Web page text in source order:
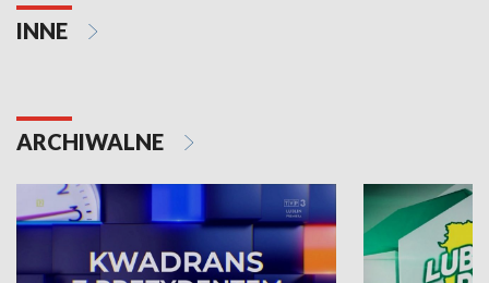
INNE
ARCHIWALNE